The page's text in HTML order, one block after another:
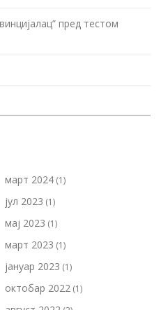
пред тестом
март 2024 (1)
јул 2023 (1)
мај 2023 (1)
март 2023 (1)
јануар 2023 (1)
октобар 2022 (1)